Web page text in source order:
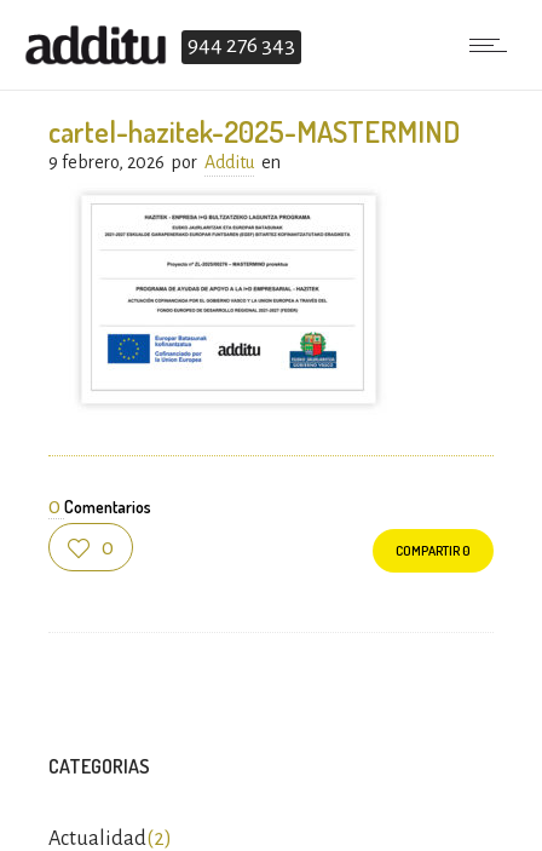
944 276 343
cartel-hazitek-2025-MASTERMIND
9 febrero, 2026 por Additu en
0 Comentarios
0 COMPARTIR0
CATEGORIAS
Actualidad(2)